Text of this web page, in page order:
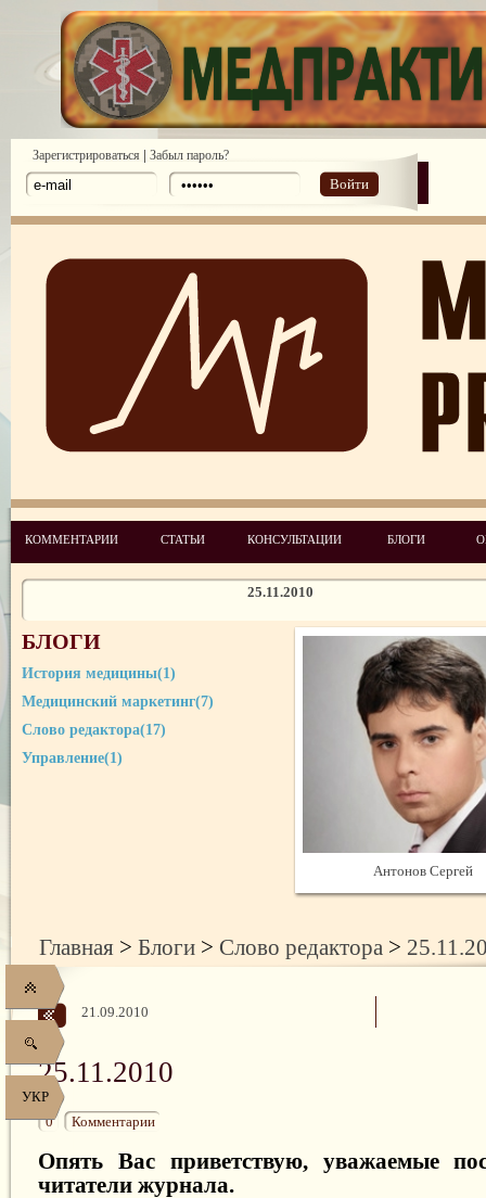
УКР
Зарегистрироваться | Забыл пароль?
Войти
КОММЕНТАРИИ СТАТЬИ КОНСУЛЬТАЦИИ БЛОГИ
25.11.2010
БЛОГИ
История медицины(1)
Медицинский маркетинг(7)
Слово редактора(17)
Управление(1)
Антонов Сергей
Главная > Блоги > Слово редактора >
21.09.2010
25.11.2010
0 Комментарии
Опять Вас приветствую, уважаемые
читатели журнала.